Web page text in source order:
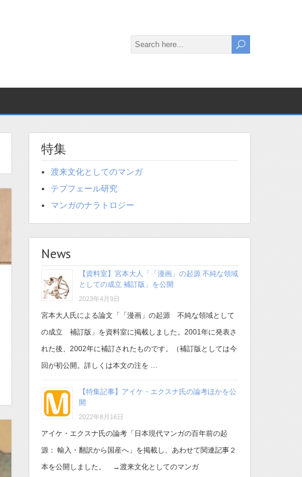
特集
渡来文化としてのマンガ
テプフェール研究
マンガのナラトロジー
News
【資料室】宮本大人「「漫画」の起源 不純な領域
としての成立 補訂版」を公開
2023年4月9日
宮本大人氏による論文「「漫画」の起源 不純な領域として
の成立 補訂版」を資料室に掲載しました。2001年に発表さ
れた後、2002年に補訂されたものです。（補訂版としては今
回が初公開。詳しくは本文の注を …
【特集記事】アイケ・エクスナ氏の論考ほかを公
開
2022年8月16日
アイケ・エクスナ氏の論考「日本現代マンガの百年前の起
源： 輸入・翻訳から国産へ」を掲載し、あわせて関連記事２
本を公開しました。 →渡来文化としてのマンガ